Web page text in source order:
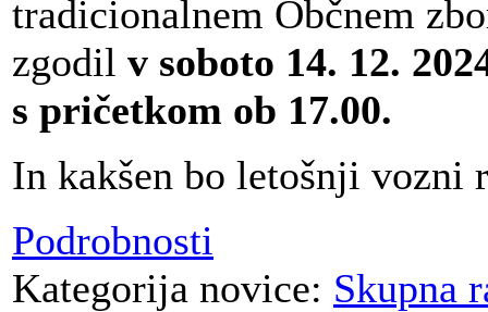
tradicionalnem Občnem
zgodil v soboto 14. 12.
s pričetkom ob 17.00.
In kakšen bo letošnji vozni
Podrobnosti
Kategorija novice: Skupna